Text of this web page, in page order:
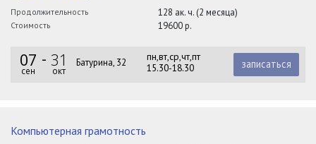
Продолжительность 128 ак. ч. (2 месяца)
Стоимость 19600 р.
07
сен
31
окт
Батурина, 32
пн,вт,ср,чт,пт
15.30-18.30
записаться
Компьютерная грамотность